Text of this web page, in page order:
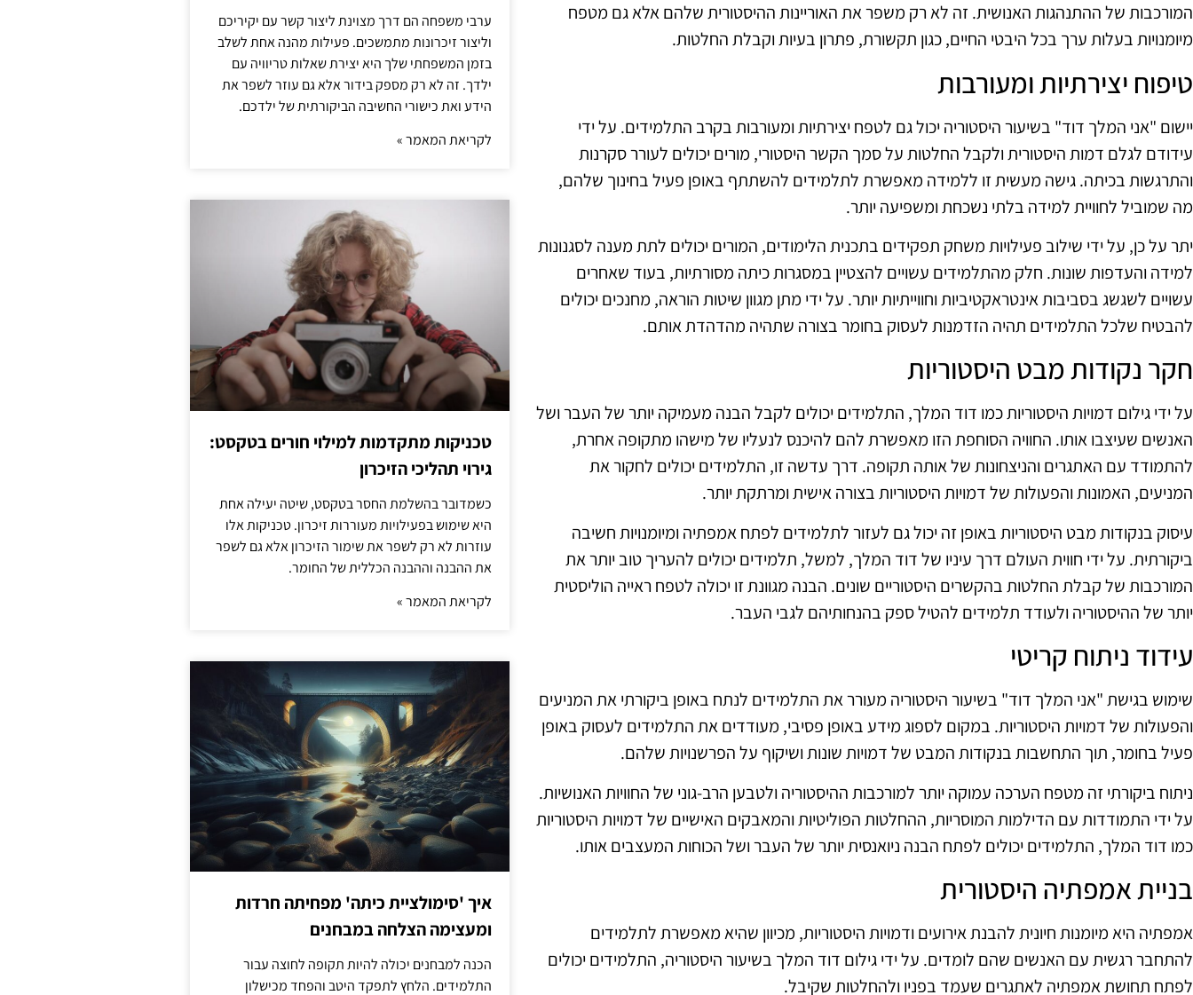
המורכבות של ההתנהגות האנושית. זה לא רק משפר את האוריינות ההיסטורית שלהם אלא גם מטפח
מיומנויות בעלות ערך בכל היבטי החיים, כגון תקשורת, פתרון בעיות וקבלת החלטות.
טיפוח יצירתיות ומעורבות
יישום "אני המלך דוד" בשיעור היסטוריה יכול גם לטפח יצירתיות ומעורבות בקרב התלמידים. על ידי
עידודם לגלם דמות היסטורית ולקבל החלטות על סמך הקשר היסטורי, מורים יכולים לעורר סקרנות
והתרגשות בכיתה. גישה מעשית זו ללמידה מאפשרת לתלמידים להשתתף באופן פעיל בחינוך שלהם,
מה שמוביל לחוויית למידה בלתי נשכחת ומשפיעה יותר.
יתר על כן, על ידי שילוב פעילויות משחק תפקידים בתכנית הלימודים, המורים יכולים לתת מענה לסגנונות
למידה והעדפות שונות. חלק מהתלמידים עשויים להצטיין במסגרות כיתה מסורתיות, בעוד שאחרים
עשויים לשגשג בסביבות אינטראקטיביות וחווייתיות יותר. על ידי מתן מגוון שיטות הוראה, מחנכים יכולים
להבטיח שלכל התלמידים תהיה הזדמנות לעסוק בחומר בצורה שתהיה מהדהדת אותם.
חקר נקודות מבט היסטוריות
על ידי גילום דמויות היסטוריות כמו דוד המלך, התלמידים יכולים לקבל הבנה מעמיקה יותר של העבר ושל
האנשים שעיצבו אותו. החוויה הסוחפת הזו מאפשרת להם להיכנס לנעליו של מישהו מתקופה אחרת,
להתמודד עם האתגרים והניצחונות של אותה תקופה. דרך עדשה זו, התלמידים יכולים לחקור את
המניעים, האמונות והפעולות של דמויות היסטוריות בצורה אישית ומרתקת יותר.
עיסוק בנקודות מבט היסטוריות באופן זה יכול גם לעזור לתלמידים לפתח אמפתיה ומיומנויות חשיבה
ביקורתית. על ידי חווית העולם דרך עיניו של דוד המלך, למשל, תלמידים יכולים להעריך טוב יותר את
המורכבות של קבלת החלטות בהקשרים היסטוריים שונים. הבנה מגוונת זו יכולה לטפח ראייה הוליסטית
יותר של ההיסטוריה ולעודד תלמידים להטיל ספק בהנחותיהם לגבי העבר.
עידוד ניתוח קריטי
שימוש בגישת "אני המלך דוד" בשיעור היסטוריה מעורר את התלמידים לנתח באופן ביקורתי את המניעים
והפעולות של דמויות היסטוריות. במקום לספוג מידע באופן פסיבי, מעודדים את התלמידים לעסוק באופן
פעיל בחומר, תוך התחשבות בנקודות המבט של דמויות שונות ושיקוף על הפרשנויות שלהם.
ניתוח ביקורתי זה מטפח הערכה עמוקה יותר למורכבות ההיסטוריה ולטבען הרב-גוני של החוויות האנושיות.
על ידי התמודדות עם הדילמות המוסריות, ההחלטות הפוליטיות והמאבקים האישיים של דמויות היסטוריות
כמו דוד המלך, התלמידים יכולים לפתח הבנה ניואנסית יותר של העבר ושל הכוחות המעצבים אותו.
בניית אמפתיה היסטורית
אמפתיה היא מיומנות חיונית להבנת אירועים ודמויות היסטוריות, מכיוון שהיא מאפשרת לתלמידים
להתחבר רגשית עם האנשים שהם לומדים. על ידי גילום דוד המלך בשיעור היסטוריה, התלמידים יכולים
לפתח תחושת אמפתיה לאתגרים שעמד בפניו ולהחלטות שקיבל.
ערבי משפחה הם דרך מצוינת ליצור קשר עם יקיריכם
וליצור זיכרונות מתמשכים. פעילות מהנה אחת לשלב
בזמן המשפחתי שלך היא יצירת שאלות טריוויה עם
ילדך. זה לא רק מספק בידור אלא גם עוזר לשפר את
הידע ואת כישורי החשיבה הביקורתית של ילדכם.
לקריאת המאמר »
טכניקות מתקדמות למילוי חורים בטקסט:
גירוי תהליכי הזיכרון
כשמדובר בהשלמת החסר בטקסט, שיטה יעילה אחת
היא שימוש בפעילויות מעוררות זיכרון. טכניקות אלו
עוזרות לא רק לשפר את שימור הזיכרון אלא גם לשפר
את ההבנה וההבנה הכללית של החומר.
לקריאת המאמר »
איך 'סימולציית כיתה' מפחיתה חרדות
ומעצימה הצלחה במבחנים
הכנה למבחנים יכולה להיות תקופה לחוצה עבור
התלמידים. הלחץ לתפקד היטב והפחד מכישלון